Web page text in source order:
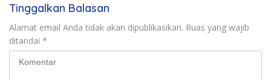
Tinggalkan Balasan
Alamat email Anda tidak akan dipublikasikan. Ruas yang wajib
ditandai *